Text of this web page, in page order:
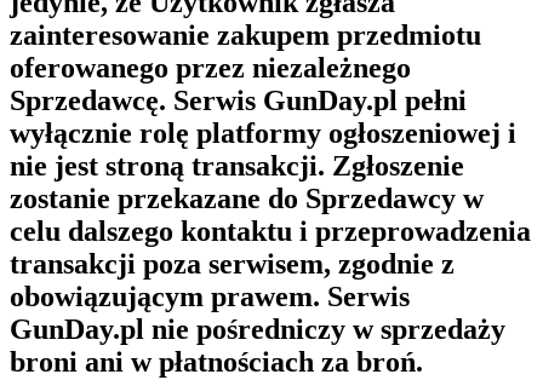
zainteresowanie zakupem przedmiotu
oferowanego przez niezależnego
Sprzedawcę. Serwis GunDay.pl pełni
wyłącznie rolę platformy ogłoszeniowej i
nie jest stroną transakcji. Zgłoszenie
zostanie przekazane do Sprzedawcy w
celu dalszego kontaktu i przeprowadzenia
transakcji poza serwisem, zgodnie z
obowiązującym prawem. Serwis
GunDay.pl nie pośredniczy w sprzedaży
broni ani w płatnościach za broń.